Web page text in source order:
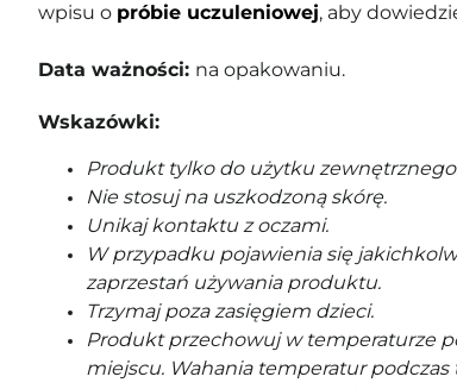
wpisu o próbie uczuleniowej, aby
Data ważności: na opakowaniu.
Wskazówki:
Produkt tylko do użytku
Nie stosuj na uszkodzoną skórę.
Unikaj kontaktu z oczami.
W przypadku pojawienia się
zaprzestań używania produktu.
Trzymaj poza zasięgiem dzieci.
Produkt przechowuj w temperaturze
miejscu. Wahania temperatur podczas